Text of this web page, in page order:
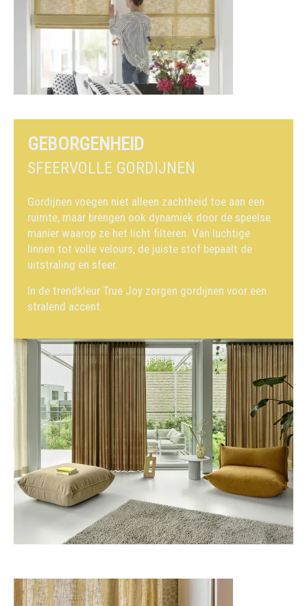
GEBORGENHEID
SFEERVOLLE GORDIJNEN
Gordijnen voegen niet alleen zachtheid toe aan een
ruimte, maar brengen ook dynamiek door de speelse
manier waarop ze het licht filteren. Van luchtige
linnen tot volle velours, de juiste stof bepaalt de
uitstraling en sfeer.
In de trendkleur True Joy zorgen gordijnen voor een
stralend accent.